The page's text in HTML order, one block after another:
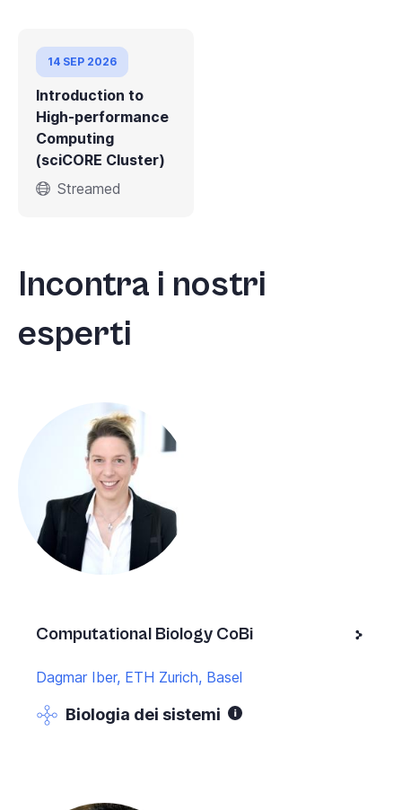
14 SEP 2026
Introduction to
High-performance
Computing
(sciCORE Cluster)
Streamed
Incontra i nostri
esperti
Computational Biology CoBi
Dagmar Iber, ETH Zurich, Basel
Biologia dei sistemi